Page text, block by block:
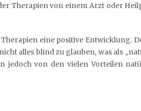
Therapien von einem Arzt oder
eine positive Entwicklung.
alles blind zu glauben, was als
jedoch von den vielen Vorteilen